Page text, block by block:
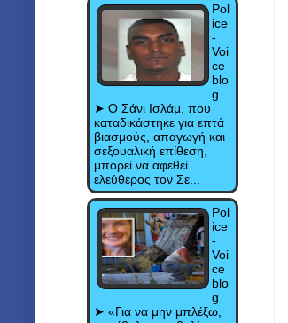
Pol
ice
-
Voi
ce
blo
g
➤ Ο Σάνι Ισλάμ, που
καταδικάστηκε για επτά
βιασμούς, απαγωγή και
σεξουαλική επίθεση,
μπορεί να αφεθεί
ελεύθερος τον Σε...
Pol
ice
-
Voi
ce
blo
g
➤ «Για να μην μπλέξω,